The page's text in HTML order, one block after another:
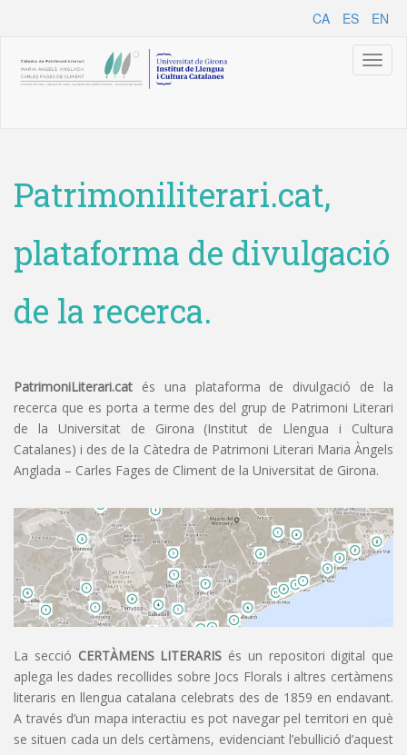
CA ES EN
Patrimoniliterari.cat,
plataforma de divulgació
de la recerca.
PatrimoniLiterari.cat és una plataforma de divulgació de la
recerca que es porta a terme des del grup de Patrimoni Literari
de la Universitat de Girona (Institut de Llengua i Cultura
Catalanes) i des de la Càtedra de Patrimoni Literari Maria Àngels
Anglada – Carles Fages de Climent de la Universitat de Girona.
La secció CERTÀMENS LITERARIS és un repositori digital que
aplega les dades recollides sobre Jocs Florals i altres certàmens
literaris en llengua catalana celebrats des de 1859 en endavant.
A través d’un mapa interactiu es pot navegar pel territori en què
se situen cada un dels certàmens, evidenciant l’ebullició d’aquest